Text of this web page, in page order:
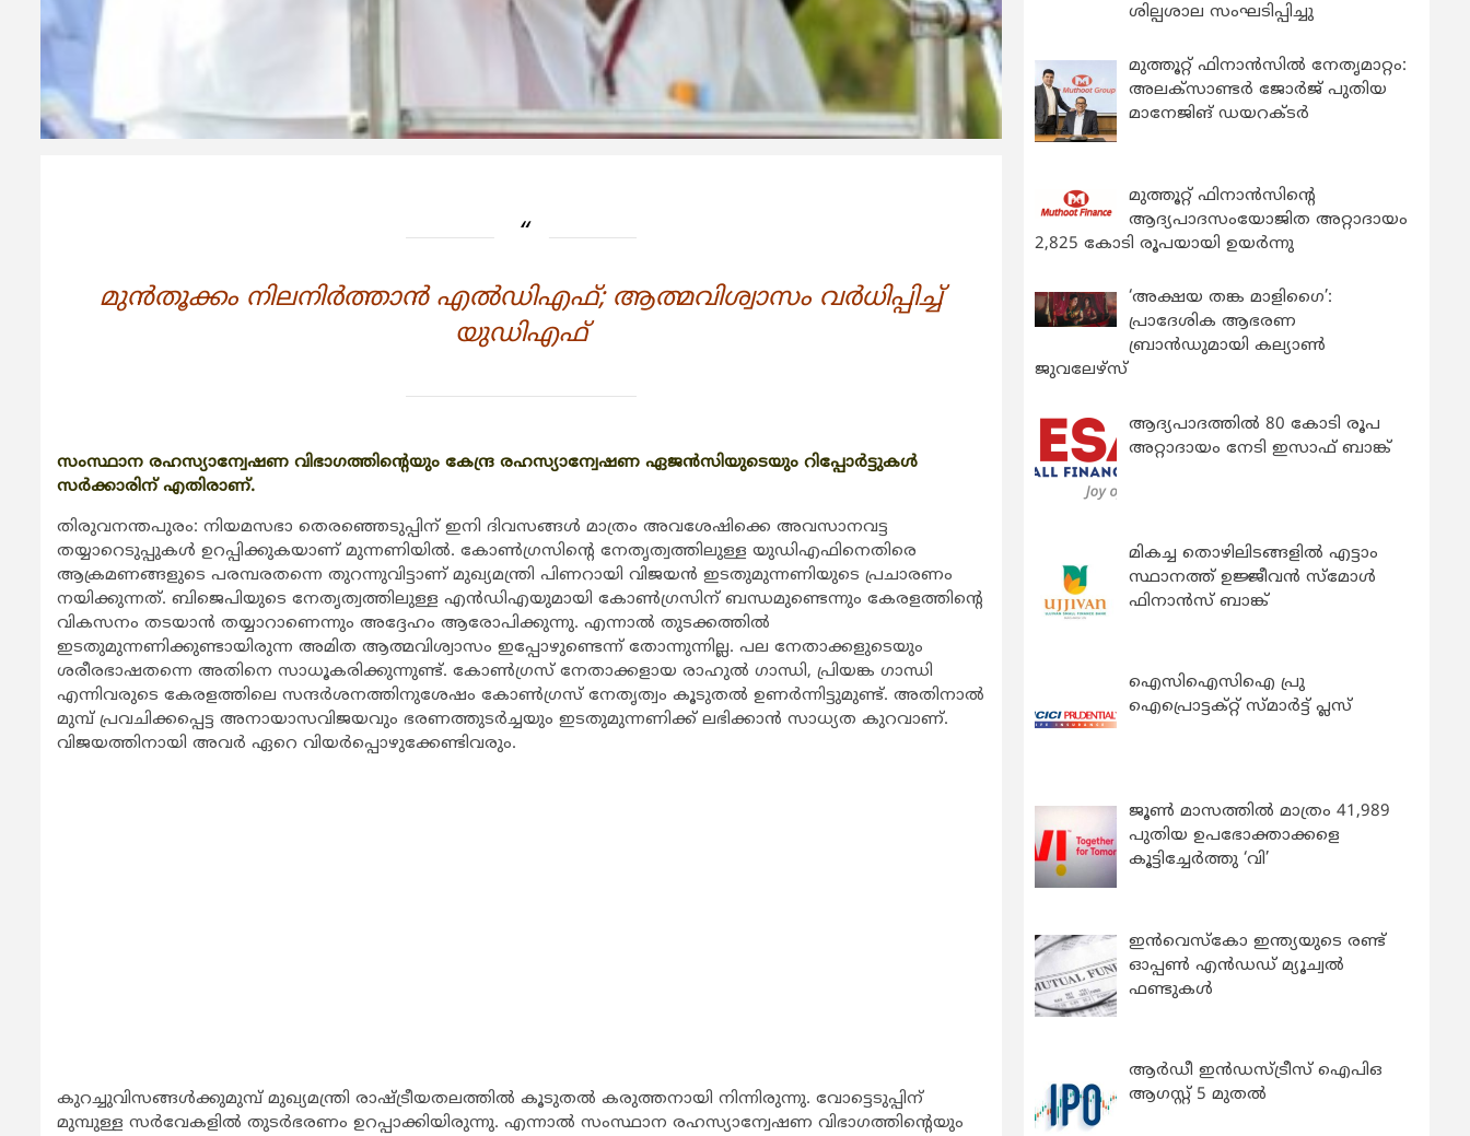
മുന്‍തൂക്കം നിലനിര്‍ത്താന്‍ എല്‍ഡിഎഫ്; ആത്മവിശ്വാസം വര്‍ധിപ്പിച്ച്
യുഡിഎഫ്
സംസ്ഥാന രഹസ്യാന്വേഷണ വിഭാഗത്തിന്‍റെയും കേന്ദ്ര രഹസ്യാന്വേഷണ ഏജന്‍സിയുടെയും റിപ്പോര്‍ട്ടുകള്‍
സര്‍ക്കാരിന് എതിരാണ്.
തിരുവനന്തപുരം: നിയമസഭാ തെരഞ്ഞെടുപ്പിന് ഇനി ദിവസങ്ങള്‍ മാത്രം അവശേഷിക്കെ അവസാനവട്ട
തയ്യാറെടുപ്പുകള്‍ ഉറപ്പിക്കുകയാണ് മുന്നണിയില്‍. കോണ്‍ഗ്രസിന്‍റെ നേതൃത്വത്തിലുള്ള യുഡിഎഫിനെതിരെ
ആക്രമണങ്ങളുടെ പരമ്പരതന്നെ തുറന്നുവിട്ടാണ് മുഖ്യമന്ത്രി പിണറായി വിജയന്‍ ഇടതുമുന്നണിയുടെ പ്രചാരണം
നയിക്കുന്നത്. ബിജെപിയുടെ നേതൃത്വത്തിലുള്ള എന്‍ഡിഎയുമായി കോണ്‍ഗ്രസിന് ബന്ധമുണ്ടെന്നും കേരളത്തിന്‍റെ
വികസനം തടയാന്‍ തയ്യാറാണെന്നും അദ്ദേഹം ആരോപിക്കുന്നു. എന്നാല്‍ തുടക്കത്തില്‍
ഇടതുമുന്നണിക്കുണ്ടായിരുന്ന അമിത ആത്മവിശ്വാസം ഇപ്പോഴുണ്ടെന്ന് തോന്നുന്നില്ല. പല നേതാക്കളുടെയും
ശരീരഭാഷതന്നെ അതിനെ സാധൂകരിക്കുന്നുണ്ട്. കോണ്‍ഗ്രസ് നേതാക്കളായ രാഹുല്‍ ഗാന്ധി, പ്രിയങ്ക ഗാന്ധി
എന്നിവരുടെ കേരളത്തിലെ സന്ദര്‍ശനത്തിനുശേഷം കോണ്‍ഗ്രസ് നേതൃത്വം കൂടുതല്‍ ഉണര്‍ന്നിട്ടുമുണ്ട്. അതിനാല്‍
മുമ്പ് പ്രവചിക്കപ്പെട്ട അനായാസവിജയവും ഭരണത്തുടര്‍ച്ചയും ഇടതുമുന്നണിക്ക് ലഭിക്കാന്‍ സാധ്യത കുറവാണ്.
വിജയത്തിനായി അവര്‍ ഏറെ വിയര്‍പ്പൊഴുക്കേണ്ടിവരും.
കുറച്ചുവിസങ്ങള്‍ക്കുമുമ്പ് മുഖ്യമന്ത്രി രാഷ്ട്രീയതലത്തില്‍ കൂടുതല്‍ കരുത്തനായി നിന്നിരുന്നു. വോട്ടെടുപ്പിന്
മുമ്പുള്ള സര്‍വേകളില്‍ തുടര്‍ഭരണം ഉറപ്പാക്കിയിരുന്നു. എന്നാല്‍ സംസ്ഥാന രഹസ്യാന്വേഷണ വിഭാഗത്തിന്‍റെയും
ശില്പശാല സംഘടിപ്പിച്ചു
മുത്തൂറ്റ് ഫിനാൻസിൽ നേതൃമാറ്റം:
അലക്സാണ്ടർ ജോർജ് പുതിയ
മാനേജിങ് ഡയറക്ടർ
മുത്തൂറ്റ് ഫിനാൻസിന്റെ
ആദ്യപാദസംയോജിത അറ്റാദായം
2,825 കോടി രൂപയായി ഉയർന്നു
‘അക്ഷയ തങ്ക മാളിഗൈ’:
പ്രാദേശിക ആഭരണ
ബ്രാന്‍ഡുമായി കല്യാണ്‍
ജുവലേഴ്‌സ്
ആദ്യപാദത്തിൽ 80 കോടി രൂപ
അറ്റാദായം നേടി ഇസാഫ് ബാങ്ക്
മികച്ച തൊഴിലിടങ്ങളിൽ എട്ടാം
സ്ഥാനത്ത് ഉജ്ജീവൻ സ്മോൾ
ഫിനാൻസ് ബാങ്ക്
ഐസിഐസിഐ പ്രു
ഐപ്രൊട്ടക്റ്റ് സ്മാർട്ട് പ്ലസ്
ജൂൺ മാസത്തിൽ മാത്രം 41,989
പുതിയ ഉപഭോക്താക്കളെ
കൂട്ടിച്ചേർത്തു ‘വി’
ഇന്‍വെസ്കോ ഇന്ത്യയുടെ രണ്ട്
ഓപ്പണ്‍ എന്‍ഡഡ് മ്യൂച്വല്‍
ഫണ്ടുകള്‍
ആർഡീ ഇൻഡസ്ട്രീസ് ഐപിഒ
ആഗസ്റ്റ് 5 മുതൽ